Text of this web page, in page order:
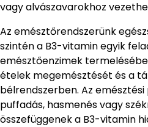
vagy alvászavarokhoz
Az emésztőrendszerünk
szintén a B3-vitamin egyik
emésztőenzimek
ételek megemésztését és a
bélrendszerben. Az
puffadás, hasmenés vagy
összefüggenek a B3-vitamin